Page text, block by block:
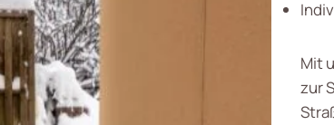
Mit
zur